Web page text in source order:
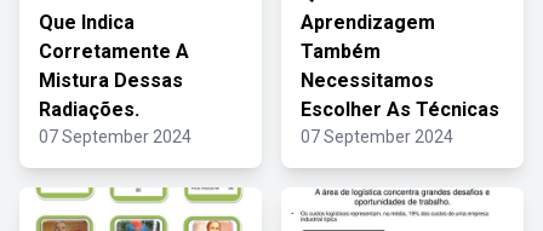
Que Indica
Corretamente A
Mistura Dessas
Radiações.
07 September 2024
Aprendizagem
Também
Necessitamos
Escolher As Técnicas
07 September 2024